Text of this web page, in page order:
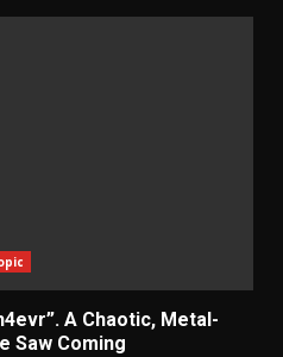
A Chaotic, Metal-
Saw Coming